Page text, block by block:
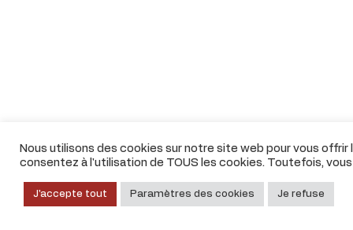
Nous utilisons des cookies sur notre site web pour vous
consentez à l'utilisation de TOUS les cookies. Toutefois,
J'accepte tout Paramètres des cookies Je refuse